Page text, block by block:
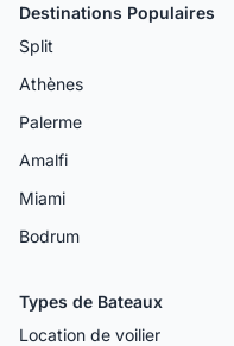
Destinations Populaires
Split
Athènes
Palerme
Amalfi
Miami
Bodrum
Types de Bateaux
Location de voilier